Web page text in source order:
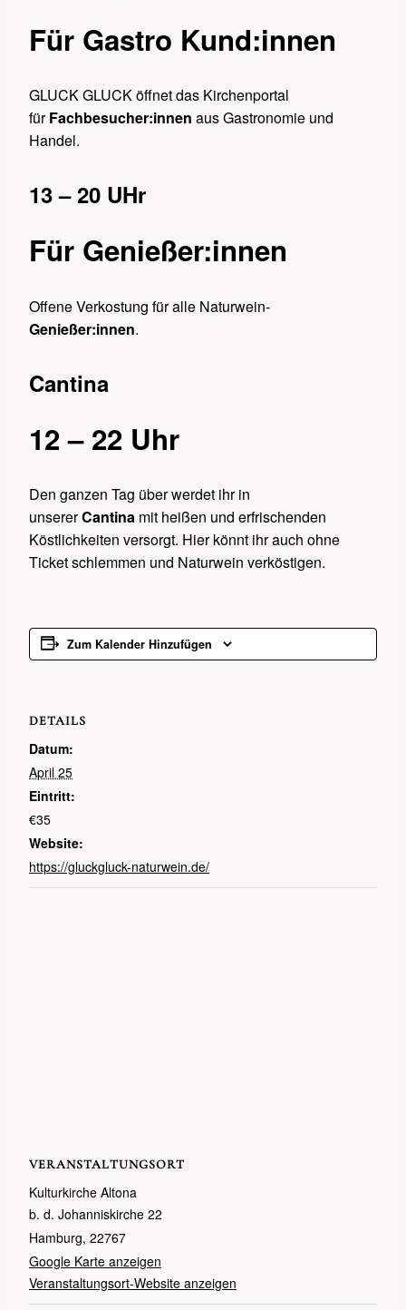
Für Gastro Kund:innen
GLUCK GLUCK öffnet das Kirchenportal
fürFachbesucher:innen aus Gastronomie und
Handel.
13 – 20 UHr
Für Genießer:innen
Offene Verkostung für alle Naturwein-
Genießer:innen.
Cantina
12 – 22 Uhr
Den ganzen Tag über werdet ihr in
unsererCantina mit heißen und erfrischenden
Köstlichkeiten versorgt. Hier könnt ihr auch ohne
Ticket schlemmen und Naturwein verköstigen.
Zum Kalender Hinzufügen
DETAILS
Datum:
April 25
Eintritt:
€35
Website:
https://gluckgluck-naturwein.de/
VERANSTALTUNGSORT
Kulturkirche Altona
b. d. Johanniskirche 22
Hamburg, 22767
Google Karte anzeigen
Veranstaltungsort-Website anzeigen